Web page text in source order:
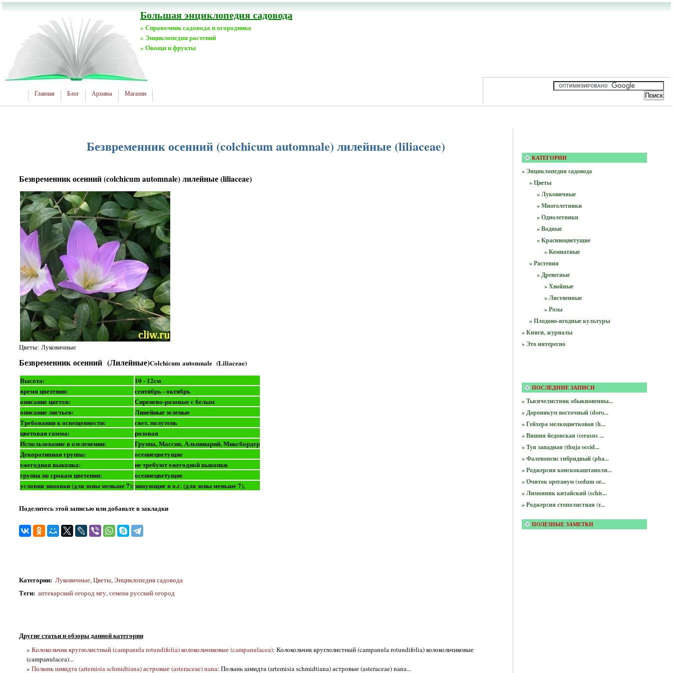
Большая энциклопедия садовода
» Справочник садовода и огородника
» Энциклопедия растений
» Овощи и фрукты
Главная Блог Архивы Магазин
Безвременник осенний (colchicum automnale) лилейные (liliaceae)
Безвременник осенний (colchicum automnale) лилейные (liliaceae)
Цветы: Луковичные
Безвременник осенний (Лилейные)Colchicum automnale (Liliaceae)
Высота:
10 - 12см
время цветения:
сентябрь - октябрь
описание цветов:
Сиренево-розовые с белым
описание листьев:
Линейные зеленые
Требования к освещенности:
свет, полутень
цветовая гамма:
розовая
Использование в озеленении:
Группа, Массив, Альпинарий, Миксбордер
Декоративная группа:
осеннецветущие
ежегодная выкопка:
не требуют ежегодной выкопки
группа по срокам цветения:
осеннецветущие
условия зимовки (для зоны меньше 7):зимующие в о.г. (для зоны меньше 7),
Поделитесь этой записью или добавьте в закладки
Категории: Луковичные,Цветы,Энциклопедия садовода
Теги: аптекарский огород мгу,семена русский огород
Другие статьи и обзоры данной категории
» Колокольчик круглолистный (campanula rotundifolia) колокольчиковые (campanulacea): Колокольчик круглолистный (campanula rotundifolia) колокольчиковые
(campanulacea)...
» Полынь шмидта (artemisia schmidtiana) астровые (asteraceae) nana: Полынь шмидта (artemisia schmidtiana) астровые (asteraceae) nana...
КАТЕГОРИИ
» Энциклопедия садовода
» Цветы
» Луковичные
» Многолетники
» Однолетники
» Водные
» Красивоцветущие
» Комнатные
» Растения
» Древесные
» Хвойные
» Лиственные
» Розы
» Плодово-ягодные культуры
» Книги, журналы
» Это интересно
ПОСЛЕДНИЕ ЗАПИСИ
» Тысячелистник обыкновенны...
» Дороникум восточный (doro...
» Гейхера мелкоцветковая (h...
» Вишня йедонская (cerasus ...
» Туя западная (thuja occid...
» Фаленопсис гибридный (pha...
» Роджерсия конскокаштаноли...
» Очиток ореганум (sedum or...
» Лимонник китайский (schis...
» Роджерсия стополистная (r...
ПОЛЕЗНЫЕ ЗАМЕТКИ